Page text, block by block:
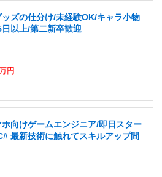
ッズの仕分け/未経験OK/キャラ小物
以上/第二新卒歓迎
円
向けゲームエンジニア/即日スター
最新技術に触れてスキルアップ間